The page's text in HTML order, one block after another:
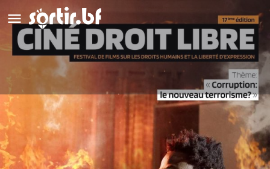
Ciné Droit-Libre 2023
Détails